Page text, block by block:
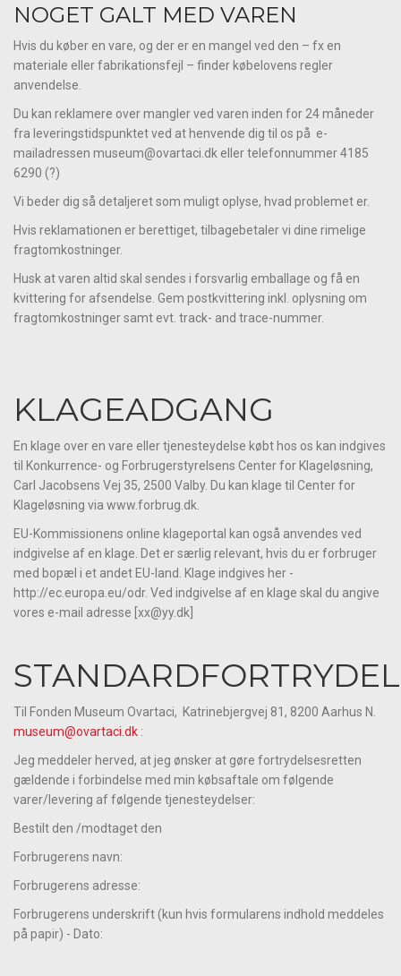
NOGET GALT MED VAREN
Hvis du køber en vare, og der er en mangel ved den – fx en
materiale eller fabrikationsfejl – finder købelovens regler
anvendelse.
Du kan reklamere over mangler ved varen inden for 24 måneder
fra leveringstidspunktet ved at henvende dig til os på e-
mailadressen museum@ovartaci.dk eller telefonnummer 4185
6290 (?)
Vi beder dig så detaljeret som muligt oplyse, hvad problemet er.
Hvis reklamationen er berettiget, tilbagebetaler vi dine rimelige
fragtomkostninger.
Husk at varen altid skal sendes i forsvarlig emballage og få en
kvittering for afsendelse. Gem postkvittering inkl. oplysning om
fragtomkostninger samt evt. track- and trace-nummer.
KLAGEADGANG
En klage over en vare eller tjenesteydelse købt hos os kan indgives
til Konkurrence- og Forbrugerstyrelsens Center for Klageløsning,
Carl Jacobsens Vej 35, 2500 Valby. Du kan klage til Center for
Klageløsning via www.forbrug.dk.
EU-Kommissionens online klageportal kan også anvendes ved
indgivelse af en klage. Det er særlig relevant, hvis du er forbruger
med bopæl i et andet EU-land. Klage indgives her -
http://ec.europa.eu/odr. Ved indgivelse af en klage skal du angive
vores e-mail adresse [xx@yy.dk]
Til Fonden Museum Ovartaci, Katrinebjergvej 81, 8200 Aarhus N.
museum@ovartaci.dk :
Jeg meddeler herved, at jeg ønsker at gøre fortrydelsesretten
gældende i forbindelse med min købsaftale om følgende
varer/levering af følgende tjenesteydelser:
Bestilt den /modtaget den
Forbrugerens navn:
Forbrugerens adresse:
Forbrugerens underskrift (kun hvis formularens indhold meddeles
på papir) - Dato: